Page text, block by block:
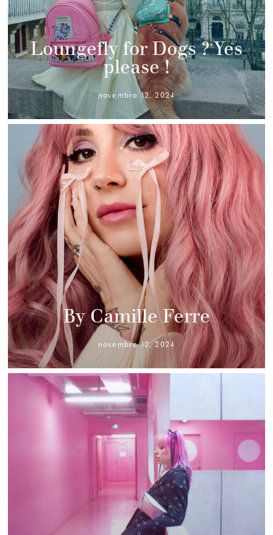
Loungefly for Dogs ? Yes
please !
novembre 12, 2024
By Camille Ferre
novembre 12, 2024